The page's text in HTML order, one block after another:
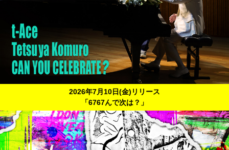
2026年7月10日(金)リリース
「6767んで次は？」